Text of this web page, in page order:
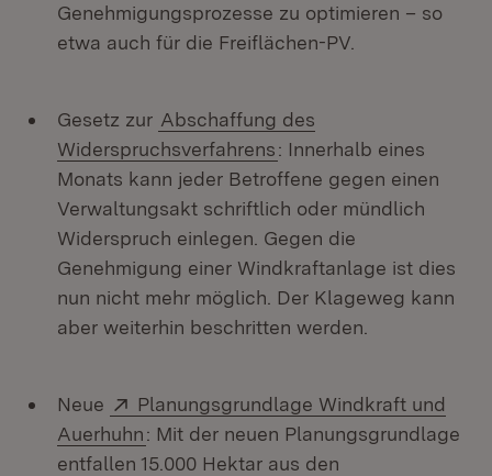
Genehmigungsprozesse zu optimieren – so
etwa auch für die Freiflächen-PV.
Gesetz zur Abschaffung des
Widerspruchsverfahrens: Innerhalb eines
Monats kann jeder Betroffene gegen einen
Verwaltungsakt schriftlich oder mündlich
Widerspruch einlegen. Gegen die
Genehmigung einer Windkraftanlage ist dies
nun nicht mehr möglich. Der Klageweg kann
aber weiterhin beschritten werden.
Neue Extern:
Planungsgrundlage Windkraft und
Auerhuhn(Öffnet in neuem Fenster)
: Mit der neuen Planungsgrundlage
entfallen 15.000 Hektar aus den